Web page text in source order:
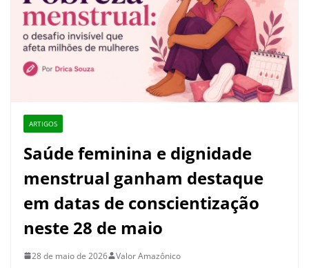
ARTIGOS
Saúde feminina e dignidade
menstrual ganham destaque
em datas de conscientização
neste 28 de maio
28 de maio de 2026 Valor Amazônico